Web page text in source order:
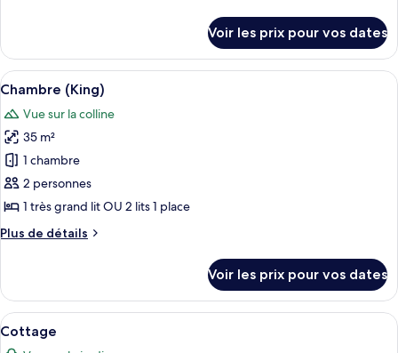
2
chambres
le
type
de
Cottage,
2
chambres
Voir les prix pour vos dates
Afficher
toutes
les
photos
pour
ce
type
chambre :
Un couple est assis sur un lit, avec
4
Chambre (King)
Vue sur la colline
35 m²
1 chambre
2 personnes
1 très grand lit OU 2 lits 1 place
Plus de détails
Plus
le
type
de
chambre
Voir les prix pour vos dates
Afficher
toutes
Une chambre d’hôtel avec un
3
Cottage